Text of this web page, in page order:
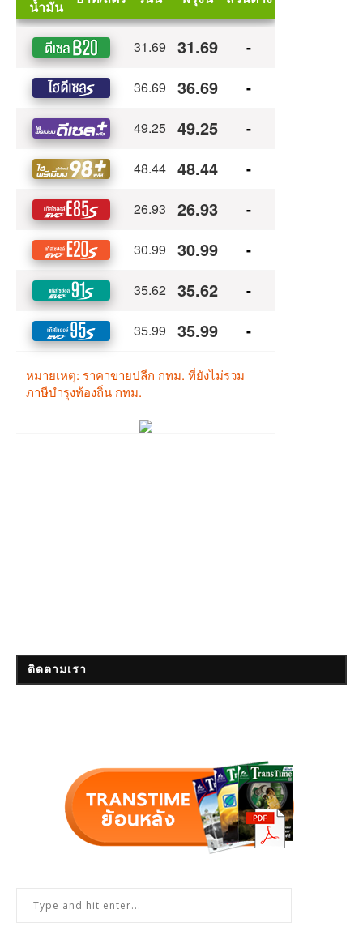
ติดตามเรา